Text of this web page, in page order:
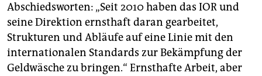
Abschiedsworten: „Seit 2010 haben das IOR und
seine Direktion ernsthaft daran gearbeitet,
Strukturen und Abläufe auf eine Linie mit den
internationalen Standards zur Bekämpfung der
Geldwäsche zu bringen.“ Ernsthafte Arbeit, aber